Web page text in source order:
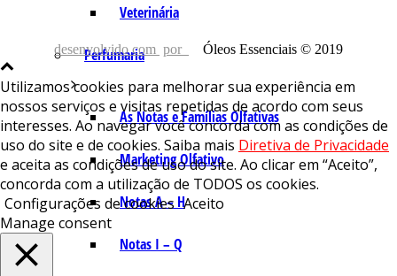
Veterinária
Perfumaria
As Notas e Famílias Olfativas
Marketing Olfativo
Notas A – H
Notas I – Q
desenvolvido com por Óleos Essenciais © 2019
Utilizamos cookies para melhorar sua experiência em
nossos serviços e visitas repetidas de acordo com seus
interesses. Ao navegar você concorda com as condições de
uso do site e de cookies. Saiba mais Diretiva de Privacidade
e aceita as condições de uso do site. Ao clicar em “Aceito”,
concorda com a utilização de TODOS os cookies.
Configurações de cookies Aceito
Manage consent